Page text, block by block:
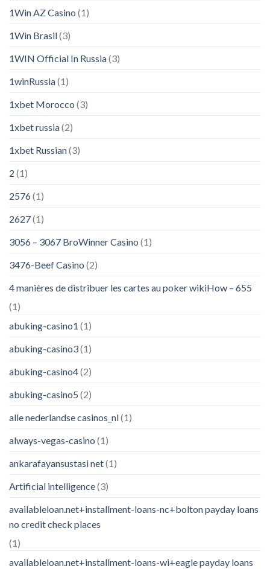
1Win AZ Casino (1)
1Win Brasil(3)
1WIN Official In Russia(3)
1winRussia(1)
1xbet Morocco (3)
1xbet russia(2)
1xbet Russian(3)
2 (1)
2576(1)
2627(1)
3056 – 3067 BroWinner Casino (1)
3476-Beef Casino (2)
4 manières de distribuer les cartes au poker wikiHow – 655
(1)
abuking-casino1 (1)
abuking-casino3(1)
abuking-casino4(2)
abuking-casino5 (2)
alle nederlandse casinos_nl(1)
always-vegas-casino (1)
ankarafayansustasi net(1)
Artificial intelligence(3)
availableloan.net+installment-loans-nc+bolton payday loans
no credit check places
(1)
availableloan.net+installment-loans-wi+eagle payday loans